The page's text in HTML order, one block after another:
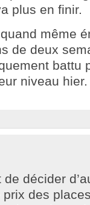
plus en finir.
même
de deux
battu
niveau hier.
décider
des